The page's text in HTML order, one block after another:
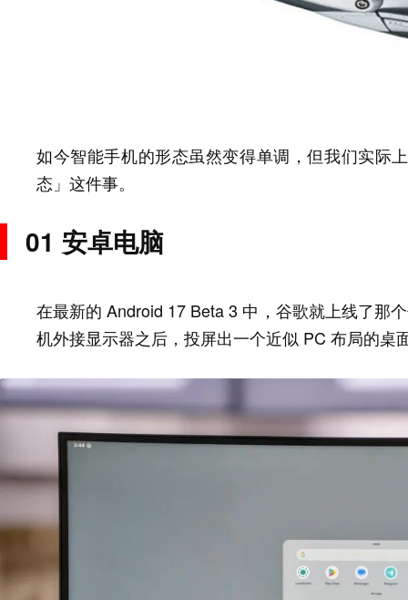
如今智能手机的形态虽然变得单调，但我们实际
态」这件事。
01 安卓电脑
在最新的 Android 17 Beta 3 中，谷歌就上线了那
机外接显示器之后，投屏出一个近似 PC 布局的桌